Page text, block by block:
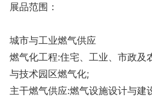
展品范围：
城市与工业燃气供应
燃气化工程:住宅、工业、市政及
与技术园区燃气化;
主干燃气供应:燃气设施设计与建